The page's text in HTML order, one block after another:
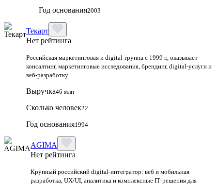
Год основания2003
Текарт
Нет рейтинга
Российская маркетинговая и digital‑группа с 1999 г., оказывает
консалтинг, маркетинговые исследования, брендинг, digital‑услуги и
веб‑разработку.
Выручка46 млн
Сколько человек22
Год основания1994
AGIMA
Нет рейтинга
Крупный российский digital‑интегратор: веб и мобильная
разработка, UX/UI, аналитика и комплексные IT‑решения для